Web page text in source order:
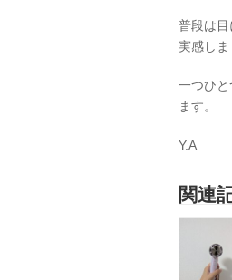
普段は
実感しま
一つひ
ます。
Y.A
関連